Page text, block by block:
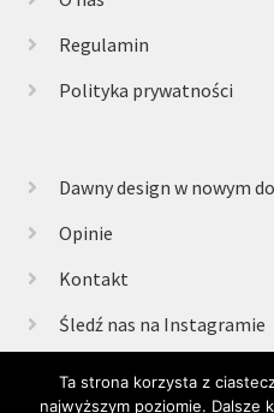
Regulamin
Polityka prywatności
Dawny design w nowym
Opinie
Kontakt
Śledź nas na Instagramie
Ta strona korzysta z
najwyższym poziomie. Dalsze